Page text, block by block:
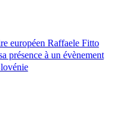
européen Raffaele Fitto
présence à un évènement